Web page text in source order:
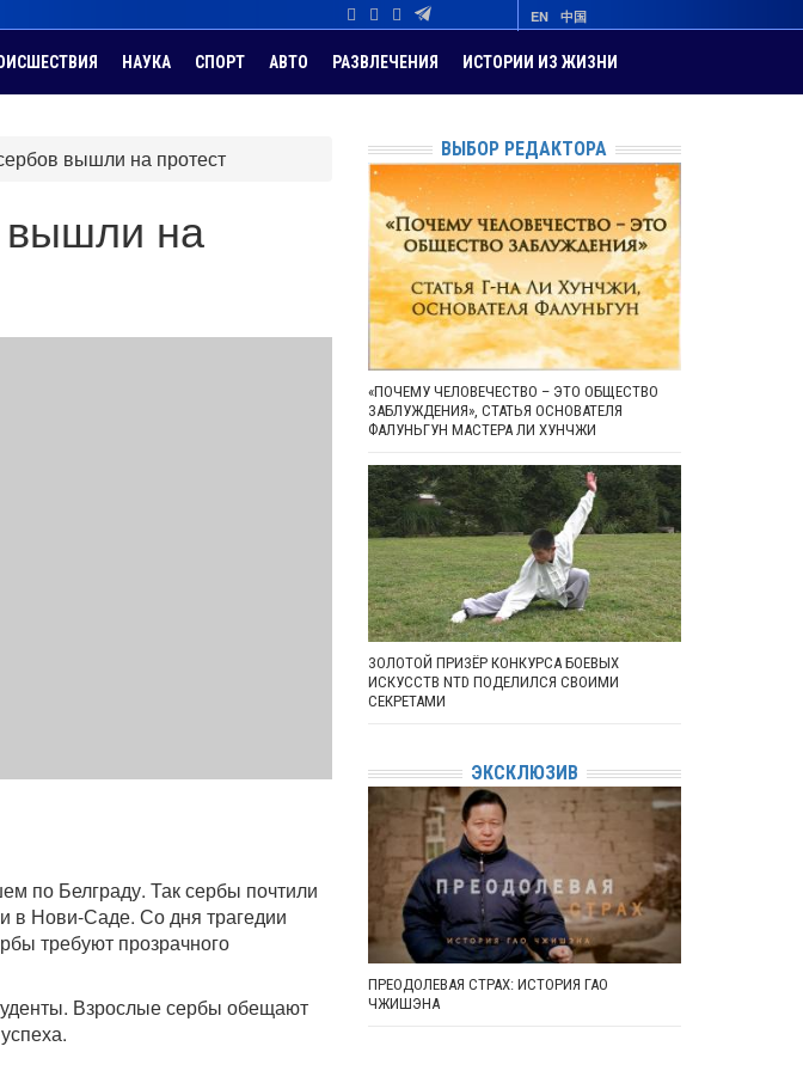
EN 中国
НАУКА СПОРТ АВТО РАЗВЛЕЧЕНИЯ ИСТОРИИ ИЗ ЖИЗНИ
вышли на протест
вышли на
по Белграду. Так сербы почтили
в Нови-Саде. Со дня трагедии
требуют прозрачного
Взрослые сербы обещают
ВЫБОР РЕДАКТОРА
«ПОЧЕМУ ЧЕЛОВЕЧЕСТВО – ЭТО ОБЩЕСТВО
ЗАБЛУЖДЕНИЯ», СТАТЬЯ ОСНОВАТЕЛЯ
ФАЛУНЬГУН МАСТЕРА ЛИ ХУНЧЖИ
ЗОЛОТОЙ ПРИЗЁР КОНКУРСА БОЕВЫХ
ИСКУССТВ NTD ПОДЕЛИЛСЯ СВОИМИ
СЕКРЕТАМИ
ЭКСКЛЮЗИВ
ПРЕОДОЛЕВАЯ СТРАХ: ИСТОРИЯ ГАО
ЧЖИШЭНА